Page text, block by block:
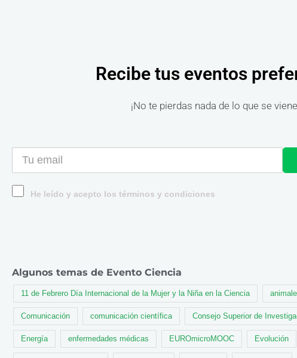
Recibe tus eventos
¡No te pierdas nada de lo que se
He leído y acepto los términos y condiciones
Algunos temas de Evento Ciencia
11 de Febrero Día Internacional de la Mujer y la Niña en la Ciencia
Comunicación comunicación científica Consejo Superior de
Energía enfermedades médicas EUROmicroMOOC Evolución